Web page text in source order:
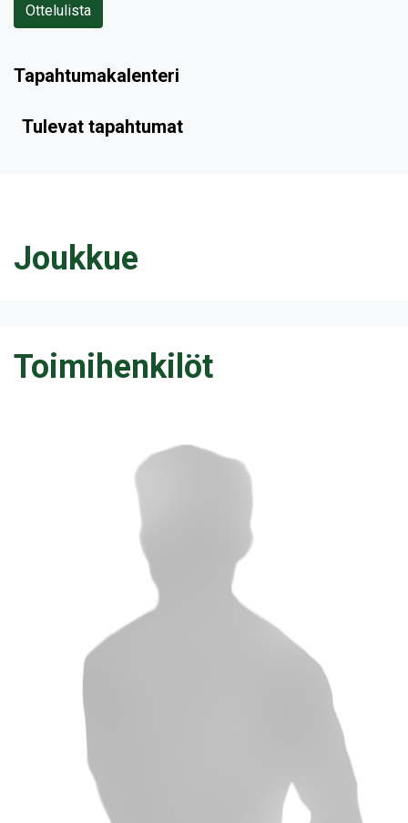
Ottelulista
Tapahtumakalenteri
Tulevat tapahtumat
Joukkue
Toimihenkilöt